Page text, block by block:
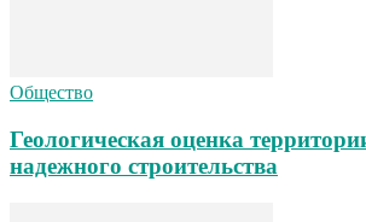
Общество
Геологическая оценка
надежного строительства